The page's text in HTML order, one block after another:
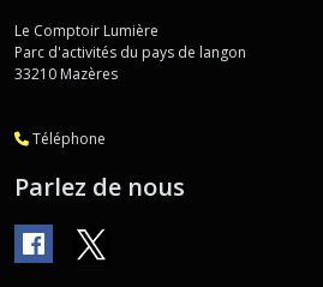
Le Comptoir Lumière
Parc d'activités du pays de langon
33210 Mazères
Téléphone
Parlez de nous